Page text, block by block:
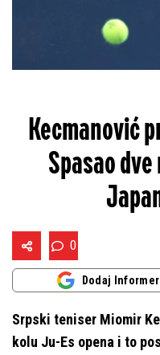
Kecmanović
Spasao
0
Dodaj
Srpski teniser Miomir
kolu Ju-Es opena i to